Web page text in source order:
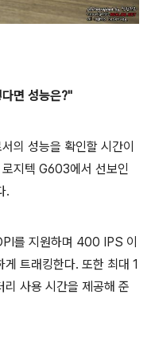
면 성능은?"
의 성능을 확인할 시간이
지텍 G603에서 선보인
.
를 지원하며 400 IPS 이
트래킹한다. 또한 최대 1
사용 시간을 제공해 준